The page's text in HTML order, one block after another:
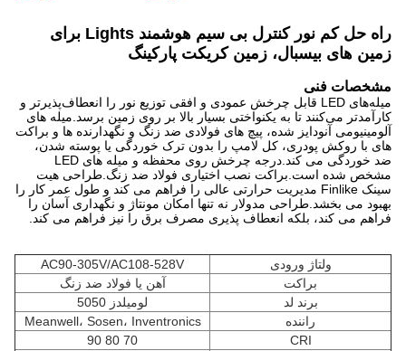
راه حل کم نور کنترل بی سیم هوشمند Lights برای
زمین های بیسبال، زمین کریکت پارکینگ
مشخصات فنی
میله‌های LED قابل چرخش عمودی و افقی توزیع نور را انعطاف‌پذیرتر و
کارآمدتر می‌کنند تا به یکنواختی بسیار بالا بر روی زمین برسد.میله های
آلومینیومی آنودایز شده، پیچ های فولادی ضد زنگ و نگهدارنده ها و براکت
های با روکش پودری، کل لامپ را بدون ترک خوردگی یا پوسته شدن،
ضد خوردگی می کند.درجه چرخش روی محفظه و میله های LED
مشخص شده است.براکت نصب اختیاری فولاد ضد زنگ.طراحی هیت
سینک Finlike مدیریت حرارتی عالی را فراهم می کند و طول عمر کار را
بهبود می بخشد.طراحی مدولار نه تنها امکان مونتاژ و نگهداری آسان را
فراهم می کند، بلکه انعطاف پذیری مصرف برق را نیز فراهم می کند.
ولتاژ ورودی
AC90-305V/AC108-528V
براکت
آهن یا فولاد ضد زنگ
برند لد
لومیلدز 5050
راننده
Meanwell، Sosen، Inventronics
CRI
70 80 90